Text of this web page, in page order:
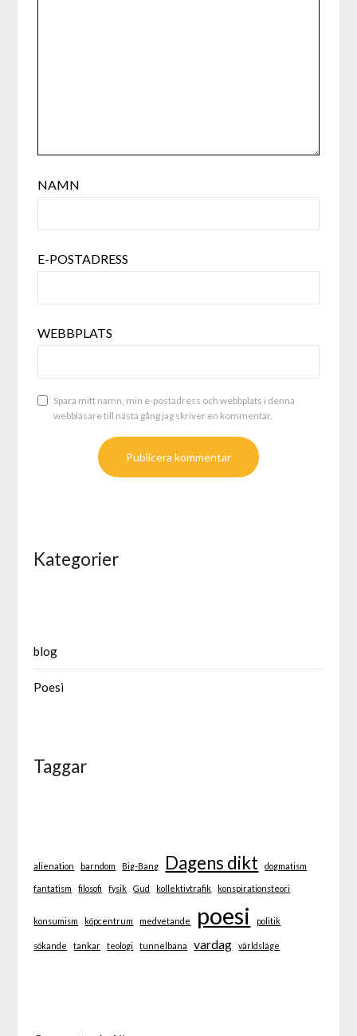
NAMN
E-POSTADRESS
WEBBPLATS
Spara mitt namn, min e-postadress och webbplats i denna
webbläsare till nästa gång jag skriver en kommentar.
Kategorier
blog
Poesi
Taggar
alienation barndom Big-Bang Dagens dikt dogmatism
fantatism filosofi fysik Gud kollektivtrafik konspirationsteori
konsumism köpcentrum medvetande poesi politik
sökande tankar teologi tunnelbana vardag världsläge